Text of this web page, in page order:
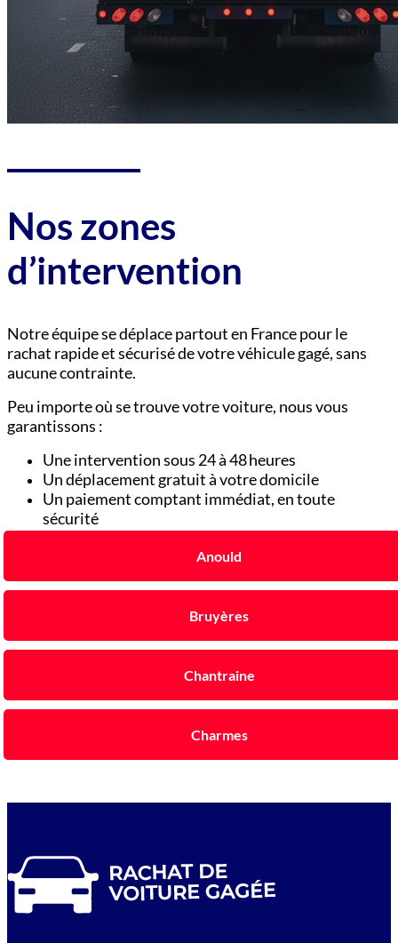
Nos zones
d’intervention
Notre équipe se déplace partout en France pour le
rachat rapide et sécurisé de votre véhicule gagé, sans
aucune contrainte.
Peu importe où se trouve votre voiture, nous vous
garantissons :
Une intervention sous 24 à 48 heures
Un déplacement gratuit à votre domicile
Un paiement comptant immédiat, en toute
sécurité
Anould
Bruyères
Chantraine
Charmes